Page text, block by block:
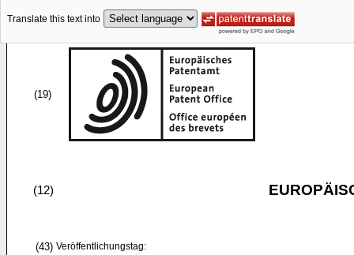
Translate this text into
(19)
(12)
(43) Veröffentlichungstag: